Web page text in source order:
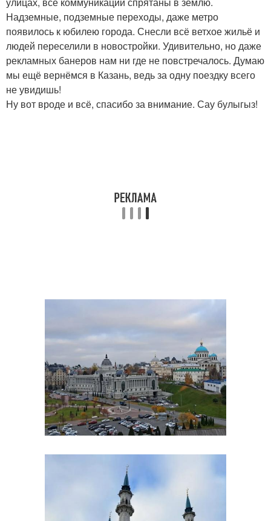
Надземные, подземные переходы, даже метро
появилось к юбилею города. Снесли всё ветхое жильё и
людей переселили в новостройки. Удивительно, но даже
рекламных банеров нам ни где не повстречалось. Думаю
мы ещё вернёмся в Казань, ведь за одну поездку всего
не увидишь!
Ну вот вроде и всё, спасибо за внимание. Сау булыгыз!